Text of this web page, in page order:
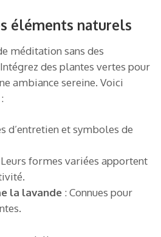
éléments naturels
méditation sans des
Intégrez des plantes vertes pour
ambiance sereine. Voici
d’entretien et symboles de
Leurs formes variées apportent
la lavande : Connues pour